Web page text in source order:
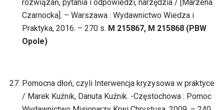
rozwiązań, pytania i odpowiedzi, narzędzia / [Marzena
Czarnocka]. – Warszawa : Wydawnictwo Wiedza i
Praktyka, 2016. – 270 s. M 215867, M 215868 (PBW
Opole)
Pomocna dłoń, czyli Interwencja kryzysowa w praktyce
/ Marek Kuźnik, Danuta Kuźnik. -Częstochowa : Pomoc